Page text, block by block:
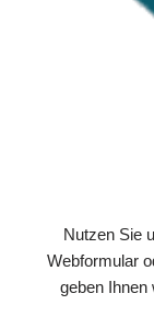
Nutzen Sie
Webformular
geben Ihnen